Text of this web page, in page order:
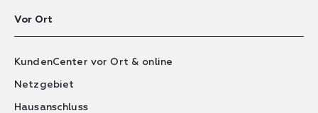
Vor Ort
KundenCenter vor Ort & online
Netzgebiet
Hausanschluss